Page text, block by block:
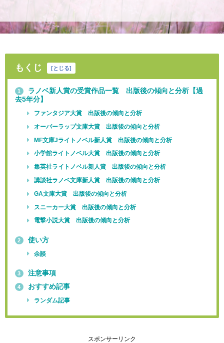
もくじ [とじる]
1
ラノベ新人賞の受賞作品一覧 出版後の傾向と分析【過
去5年分】
ファンタジア大賞 出版後の傾向と分析
オーバーラップ文庫大賞 出版後の傾向と分析
MF文庫Jライトノベル新人賞 出版後の傾向と分析
小学館ライトノベル大賞 出版後の傾向と分析
集英社ライトノベル新人賞 出版後の傾向と分析
講談社ラノベ文庫新人賞 出版後の傾向と分析
GA文庫大賞 出版後の傾向と分析
スニーカー大賞 出版後の傾向と分析
電撃小説大賞 出版後の傾向と分析
2 使い方
余談
3 注意事項
4 おすすめ記事
ランダム記事
スポンサーリンク